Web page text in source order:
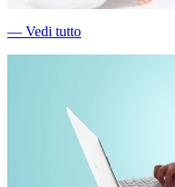
― Vedi tutto